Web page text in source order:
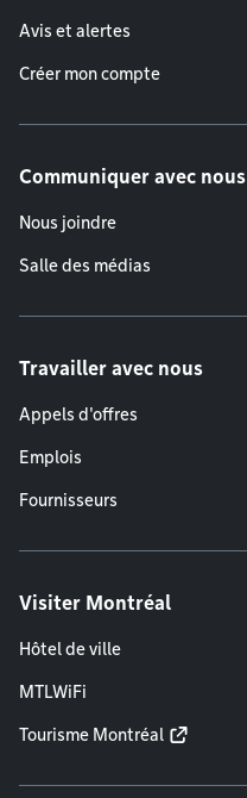
Avis et alertes
Créer mon compte
Communiquer avec nous
Nous joindre
Salle des médias
Travailler avec nous
Appels d'offres
Emplois
Fournisseurs
Visiter Montréal
Hôtel de ville
MTLWiFi
Tourisme Montréal